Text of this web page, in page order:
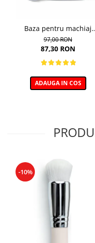
Baza pentru machiaj
hidratanta - 30ml
97,00 RON
87,30 RON
ADAUGA IN COS
-10%